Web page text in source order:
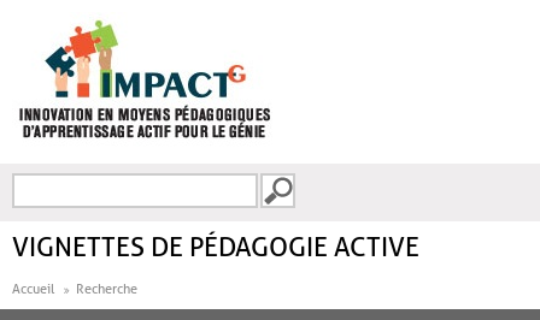
FORMULAIRE DE
VIGNETTES DE PÉDAGOGIE ACTIVE
Accueil Recherche